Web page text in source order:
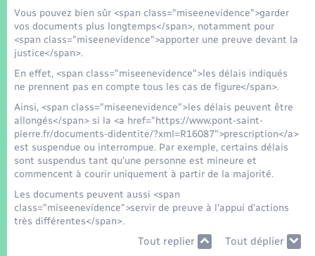
Vous pouvez bien sûr <span class="miseenevidence">garder
vos documents plus longtemps</span>, notamment pour
<span class="miseenevidence">apporter une preuve devant la
justice</span>.
En effet, <span class="miseenevidence">les délais indiqués
ne prennent pas en compte tous les cas de figure</span>.
Ainsi, <span class="miseenevidence">les délais peuvent être
allongés</span> si la <a href="https://www.pont-saint-
pierre.fr/documents-didentite/?xml=R16087">prescription</a>
est suspendue ou interrompue. Par exemple, certains délais
sont suspendus tant qu'une personne est mineure et
commencent à courir uniquement à partir de la majorité.
Les documents peuvent aussi <span
class="miseenevidence">servir de preuve à l'appui d'actions
très différentes</span>.
Tout replier Tout déplier